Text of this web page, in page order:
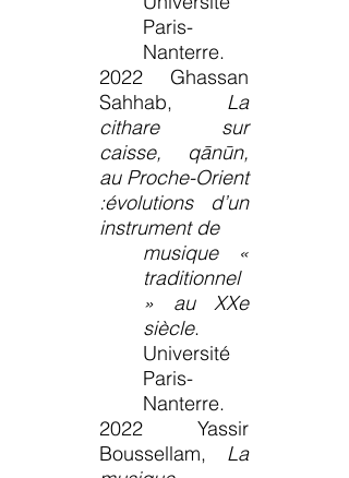
Paris-
Nanterre.
2022 Ghassan
Sahhab, La
cithare sur
caisse, qānūn,
au Proche-Orient
:évolutions d’un
instrument de
musique «
traditionnel
» au XXe
siècle.
Université
Paris-
Nanterre.
2022 Yassir
Boussellam,
La